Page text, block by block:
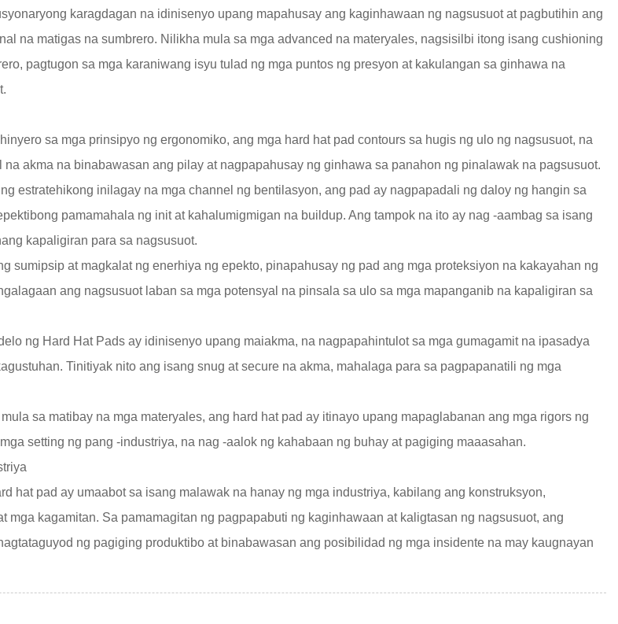
karagdagan na idinisenyo upang mapahusay ang kaginhawaan ng nagsusuot at pagbutihin ang
na matigas na sumbrero. Nilikha mula sa mga advanced na materyales, nagsisilbi itong isang cushioning
pagtugon sa mga karaniwang isyu tulad ng mga puntos ng presyon at kakulangan sa ginhawa na
sa mga prinsipyo ng ergonomiko, ang mga hard hat pad contours sa hugis ng ulo ng nagsusuot, na
akma na binabawasan ang pilay at nagpapahusay ng ginhawa sa panahon ng pinalawak na pagsusuot.
estratehikong inilagay na mga channel ng bentilasyon, ang pad ay nagpapadali ng daloy ng hangin sa
pamamahala ng init at kahalumigmigan na buildup. Ang tampok na ito ay nag -aambag sa isang
kapaligiran para sa nagsusuot.
sumipsip at magkalat ng enerhiya ng epekto, pinapahusay ng pad ang mga proteksiyon na kakayahan ng
ang nagsusuot laban sa mga potensyal na pinsala sa ulo sa mga mapanganib na kapaligiran sa
ng Hard Hat Padsay idinisenyo upang maiakma, na nagpapahintulot sa mga gumagamit na ipasadya
Tinitiyak nito ang isang snug at secure na akma, mahalaga para sa pagpapanatili ng mga
sa matibay na mga materyales, ang hard hat pad ay itinayo upang mapaglabanan ang mga rigors ng
setting ng pang -industriya, na nag -aalok ng kahabaan ng buhay at pagiging maaasahan.
hat pad ay umaabot sa isang malawak na hanay ng mga industriya, kabilang ang konstruksyon,
mga kagamitan. Sa pamamagitan ng pagpapabuti ng kaginhawaan at kaligtasan ng nagsusuot, ang
ng pagiging produktibo at binabawasan ang posibilidad ng mga insidente na may kaugnayan